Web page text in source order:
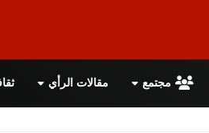
مجتمع مقالات الرأي